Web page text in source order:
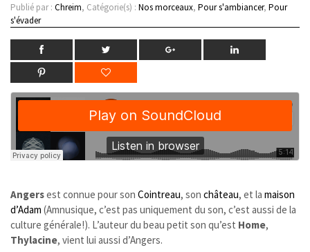
Publié par : Chreim, Catégorie(s) : Nos morceaux, Pour s'ambiancer, Pour
s'évader
Angersest connue pour son Cointreau, son château, et la maison
d’Adam (Amnusique, c’est pas uniquement du son, c’est aussi de la
culture générale!). L’auteur du beau petit son qu’est Home,
Thylacine, vient lui aussi d’Angers.